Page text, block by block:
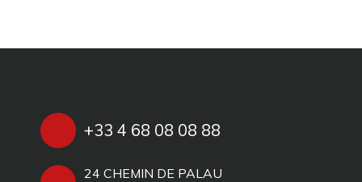
+33 4 68 08 08 88
24 CHEMIN DE PALAU